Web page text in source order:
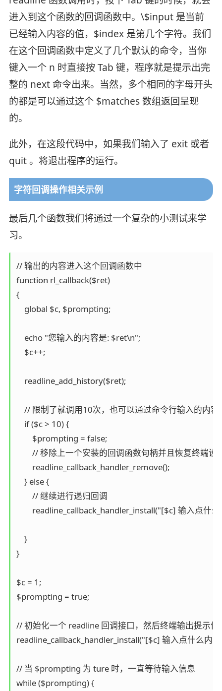
进入到这个函数的回调函数中。\$input 是当前
已经输入内容的值，$index 是第几个字符。我们
在这个回调函数中定义了几个默认的命令，当你
键入一个 n 时直接按 Tab 键，程序就是提示出完
整的 next 命令出来。当然，多个相同的字母开头
的都是可以通过这个 $matches 数组返回呈现
的。
此外，在这段代码中，如果我们输入了 exit 或者
quit 。将退出程序的运行。
字符回调操作相关示例
最后几个函数我们将通过一个复杂的小测试来学
习。
// 输出的内容进入这个回调函数中
function rl_callback($ret)
{
    global $c, $prompting;
    echo "您输入的内容是: $ret\n";
    $c++;
    readline_add_history($ret);
// 限制了就调用10次，也可以通过命令行输入的内
    if ($c > 10) {
        $prompting = false;
// 移除上一个安装的回调函数句柄并且恢复终端设
        readline_callback_handler_remove();
    } else {
        // 继续进行递归回调
readline_callback_handler_install("[$c] 输入点什么
    }
}
$c = 1;
$prompting = true;
// 初始化一个 readline 回调接口，然后终端输出提示
readline_callback_handler_install("[$c] 输入点什么内
// 当 $prompting 为 ture 时，一直等待输入信息
while ($prompting) {